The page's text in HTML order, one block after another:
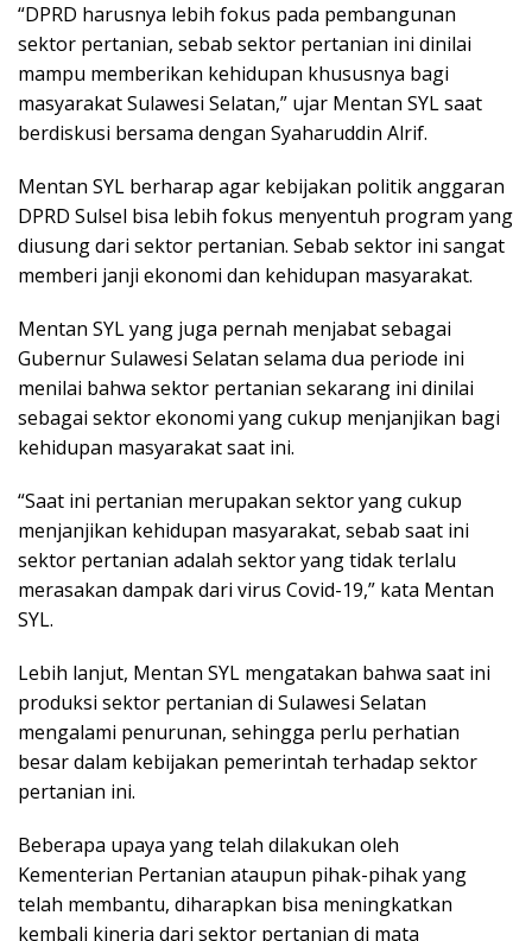
“DPRD harusnya lebih fokus pada pembangunan
sektor pertanian, sebab sektor pertanian ini dinilai
mampu memberikan kehidupan khususnya bagi
masyarakat Sulawesi Selatan,” ujar Mentan SYL saat
berdiskusi bersama dengan Syaharuddin Alrif.
Mentan SYL berharap agar kebijakan politik anggaran
DPRD Sulsel bisa lebih fokus menyentuh program yang
diusung dari sektor pertanian. Sebab sektor ini sangat
memberi janji ekonomi dan kehidupan masyarakat.
Mentan SYL yang juga pernah menjabat sebagai
Gubernur Sulawesi Selatan selama dua periode ini
menilai bahwa sektor pertanian sekarang ini dinilai
sebagai sektor ekonomi yang cukup menjanjikan bagi
kehidupan masyarakat saat ini.
“Saat ini pertanian merupakan sektor yang cukup
menjanjikan kehidupan masyarakat, sebab saat ini
sektor pertanian adalah sektor yang tidak terlalu
merasakan dampak dari virus Covid-19,” kata Mentan
SYL.
Lebih lanjut, Mentan SYL mengatakan bahwa saat ini
produksi sektor pertanian di Sulawesi Selatan
mengalami penurunan, sehingga perlu perhatian
besar dalam kebijakan pemerintah terhadap sektor
pertanian ini.
Beberapa upaya yang telah dilakukan oleh
Kementerian Pertanian ataupun pihak-pihak yang
telah membantu, diharapkan bisa meningkatkan
kembali kinerja dari sektor pertanian di mata